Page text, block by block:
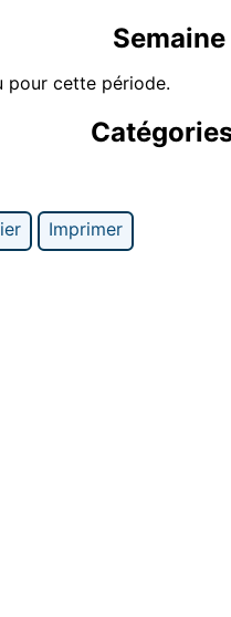
pour cette période.
Imprimer